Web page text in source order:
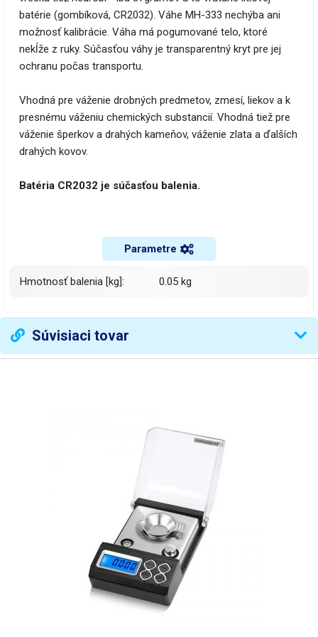
batérie (gombíková, CR2032). Váhe MH-333 nechýba ani
možnosť kalibrácie. Váha má pogumované telo, ktoré
nekĺže z ruky. Súčasťou váhy je transparentný kryt pre jej
ochranu počas transportu.
Vhodná pre váženie drobných predmetov, zmesí, liekov a k
presnému váženiu chemických substancií. Vhodná tiež pre
váženie šperkov a drahých kameňov, váženie zlata a ďalších
drahých kovov.
Batéria CR2032 je súčasťou balenia.
Parametre
Hmotnosť balenia [kg]: 0.05 kg
Súvisiaci tovar